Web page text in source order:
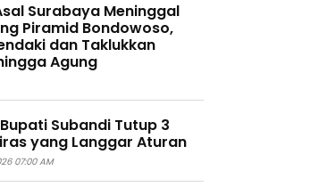
Surabaya Meninggal
Piramid Bondowoso,
dan Taklukkan
Agung
Subandi Tutup 3
yang Langgar Aturan
07:00 AM